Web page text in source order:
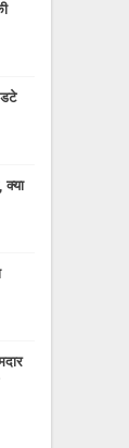
क्या